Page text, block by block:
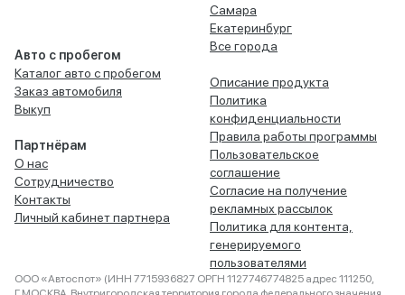
Авто с пробегом
Каталог авто с пробегом
Заказ автомобиля
Выкуп
Партнёрам
О нас
Сотрудничество
Контакты
Личный кабинет партнера
Самара
Екатеринбург
Все города
Описание продукта
Политика
конфиденциальности
Правила работы программы
Пользовательское
соглашение
Согласие на получение
рекламных рассылок
Политика для контента,
генерируемого
пользователями
ООО «Автоспот» (ИНН 7715936827 ОРГН 1127746774825 адрес 111250,